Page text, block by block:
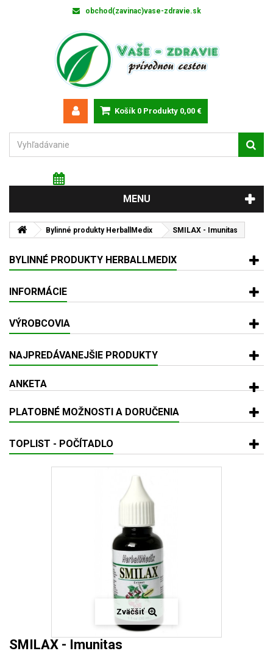
obchod(zavinac)vase-zdravie.sk
Košík 0 Produkty 0,00 €
MENU
Bylinné produkty HerballMedix SMILAX - Imunitas
BYLINNÉ PRODUKTY HERBALLMEDIX
INFORMÁCIE
VÝROBCOVIA
NAJPREDÁVANEJŠIE PRODUKTY
ANKETA
PLATOBNÉ MOŽNOSTI A DORUČENIA
TOPLIST - POČÍTADLO
Zväčšiť
SMILAX - Imunitas